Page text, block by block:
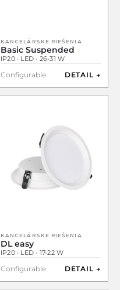
KANCELÁRSKE RIEŠENIA
Basic Suspended
IP20 · LED · 26-31 W
Configurable DETAIL →
KANCELÁRSKE RIEŠENIA
DL easy
IP20 · LED · 17-22 W
Configurable DETAIL →